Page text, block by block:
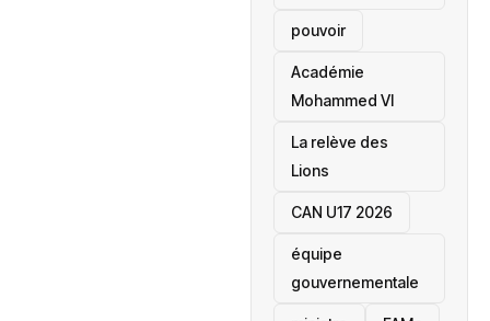
pouvoir
Académie
Mohammed VI
La relève des
Lions
CAN U17 2026
équipe
gouvernementale